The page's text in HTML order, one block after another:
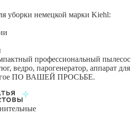
уборки немецкой марки Kiehl:
профессиональный пылесос
ведро, парогенератор, аппарат для
ПО ВАШЕЙ ПРОСЬБЕ.